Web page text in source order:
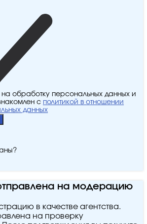
на обработку персональных данных и
с политикой в отношении
данных
на модерацию
в качестве агентства.
на проверку